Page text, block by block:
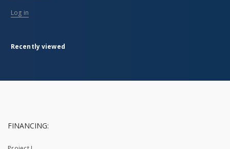
Log in
Recently viewed
FINANCING: